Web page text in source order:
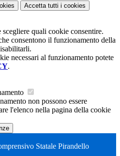
Accetta tutti i cookies
scegliere quali cookie consentire.
consentono il funzionamento della
necessari al funzionamento potete
.
non possono essere
l'elenco nella pagina della cookie
Statale Pirandello